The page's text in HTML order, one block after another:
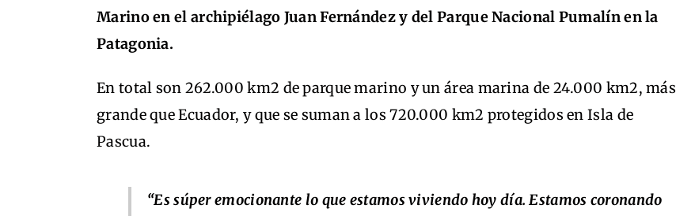
Marino en el archipiélago Juan Fernández y del Parque Nacional Pumalín en la
Patagonia.
En total son 262.000 km2 de parque marino y un área marina de 24.000 km2, más
grande que Ecuador, y que se suman a los 720.000 km2 protegidos en Isla de
Pascua.
“Es súper emocionante lo que estamos viviendo hoy día. Estamos coronando